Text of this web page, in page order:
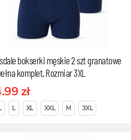
bokserki męskie 2 szt granatowe
komplet, Rozmiar 3XL
zł
L XL XXL M 3XL